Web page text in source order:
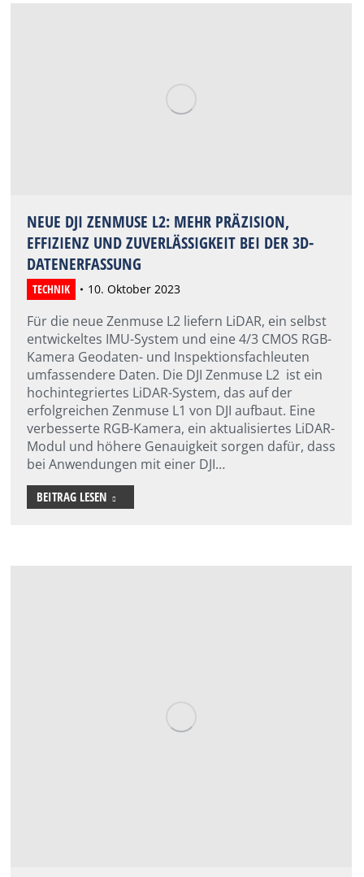
NEUE DJI ZENMUSE L2: MEHR PRÄZISION,
EFFIZIENZ UND ZUVERLÄSSIGKEIT BEI DER 3D-
DATENERFASSUNG
TECHNIK 10. Oktober 2023
Für die neue Zenmuse L2 liefern LiDAR, ein selbst
entwickeltes IMU-System und eine 4/3 CMOS RGB-
Kamera Geodaten- und Inspektionsfachleuten
umfassendere Daten. Die DJI Zenmuse L2 ist ein
hochintegriertes LiDAR-System, das auf der
erfolgreichen Zenmuse L1 von DJI aufbaut. Eine
verbesserte RGB-Kamera, ein aktualisiertes LiDAR-
Modul und höhere Genauigkeit sorgen dafür, dass
bei Anwendungen mit einer DJI…
BEITRAG LESEN